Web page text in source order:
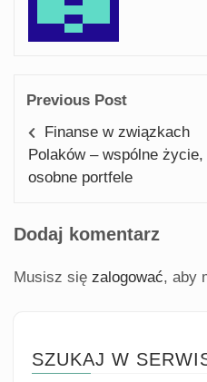
Previous Post
Finanse w związkach
Polaków – wspólne życie,
osobne portfele
Dodaj komentarz
Musisz się zalogować, aby
SZUKAJ W